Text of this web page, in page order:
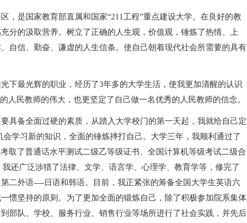
，是国家教育部直属和国家“211工程”重点建设大学。在良好的教
分的汲取营养。树立了正确的人生观，价值观，锤炼了热情、上
自信、勤奋、谦虚的人生信条。使自己朝着现代社会所需要的具有
下最光辉的职业，经历了3年多的大学生活，使我更加清醒的认识
人民教师的伟大，也更坚定了自己做一名优秀的人民教师的信念。
具备全面过硬的素质，从踏入大学校门的第一天起，我就给自己定
学习新的知识，全面的锤炼摔打自己。大学三年，我顺利通过了
取了普通话水平测试二级乙等级证书、全国计算机等级考试二级合
还广泛涉猎了法律、文学、语言学、心理学、教育学等，修完了
二外语----日语和韩语。目前，我正紧张的筹备全国大学生英语六
惯坚持的原则。为了更加全面的锻炼自己，除了积极参加院系集体
部队、学校、服务行业、销售行业等场所进行了社会实践，并先后